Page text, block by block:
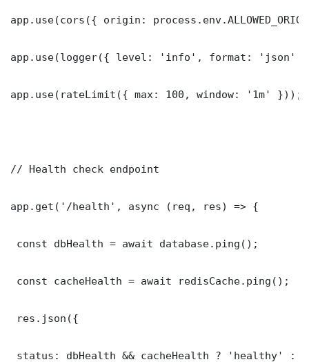
app.use(cors({ origin:
app.use(logger({ level: 'info', format: 'json'
app.use(rateLimit({ max: 100, window: '1m' }));
// Health check endpoint
app.get('/health', async (req, res) => {
const dbHealth = await database.ping();
const cacheHealth = await redisCache.ping();
res.json({
status: dbHealth && cacheHealth ? 'healthy' :